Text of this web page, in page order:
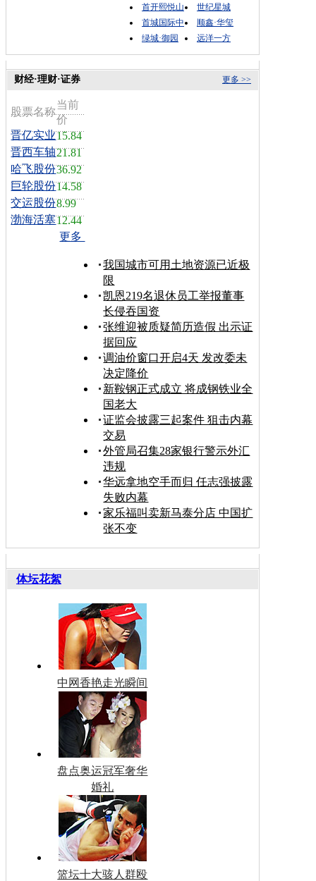
首开熙悦山
世纪星城
首城国际中
顺鑫·华玺
绿城·御园
远洋一方
更多 >>
财经·理财·证券
股票名称
当前
价
晋亿实业15.84
晋西车轴21.81
哈飞股份36.92
巨轮股份14.58
交运股份8.99
渤海活塞12.44
更多
我国城市可用土地资源已近极
限
凯恩219名退休员工举报董事
长侵吞国资
张维迎被质疑简历造假 出示证
据回应
调油价窗口开启4天 发改委未
决定降价
新鞍钢正式成立 将成钢铁业全
国老大
证监会披露三起案件 狙击内幕
交易
外管局召集28家银行警示外汇
违规
华远拿地空手而归 任志强披露
失败内幕
家乐福叫卖新马泰分店 中国扩
张不变
体坛花絮
中网香艳走光瞬间
盘点奥运冠军奢华
婚礼
篮坛十大骇人群殴